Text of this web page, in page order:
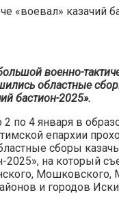
военно-
областные
бастион-2025».
по 4 января в
епархии
сборы
2025», на который
Мошковского,
и городов